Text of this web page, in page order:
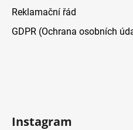
Reklamační řád
GDPR (Ochrana osobních
Instagram